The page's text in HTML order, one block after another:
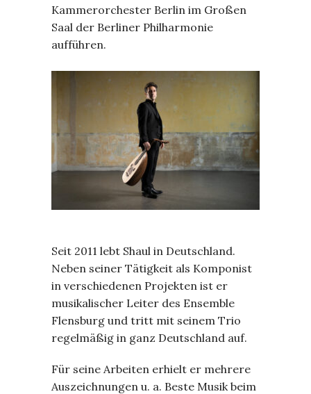
Kammerorchester Berlin im Großen
Saal der Berliner Philharmonie
aufführen.
Seit 2011 lebt Shaul in Deutschland.
Neben seiner Tätigkeit als Komponist
in verschiedenen Projekten ist er
musikalischer Leiter des Ensemble
Flensburg und tritt mit seinem Trio
regelmäßig in ganz Deutschland auf.
Für seine Arbeiten erhielt er mehrere
Auszeichnungen u. a. Beste Musik beim